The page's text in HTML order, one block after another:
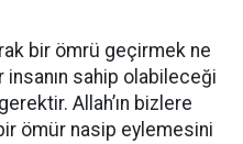
bir ömrü geçirmek ne
sahip olabileceği
Allah’ın bizlere
ömür nasip eylemesini